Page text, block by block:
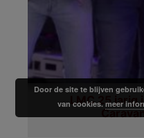
LMC 25
Door de site te blijven
van cookies. meer